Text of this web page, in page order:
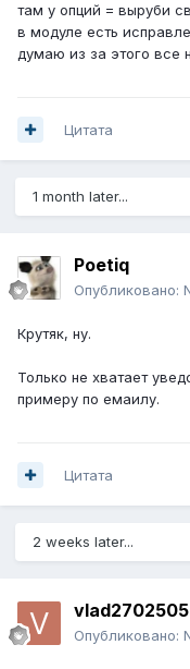
там у опций = выруби
в модуле есть
думаю из за этого все
Цитата
1 month later...
Poetiq
Опубликовано:
Крутяк, ну.
Только не хватает
примеру по емаилу.
Цитата
2 weeks later...
vlad2702505
Опубликовано: